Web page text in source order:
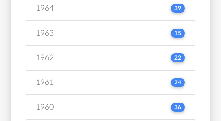
1964 39
1963 15
1962 22
1961 24
1960 36